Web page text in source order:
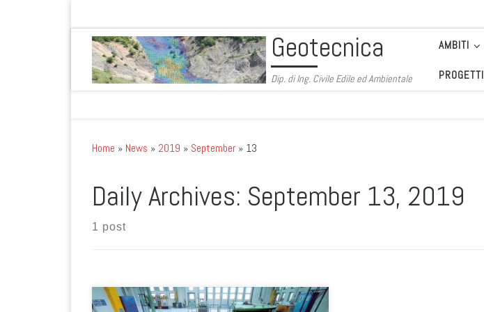
Geotecnica
Dip. di Ing. Civile Edile ed Ambientale
AMBITI
PROGETTI
Home » News » 2019 » September » 13
Daily Archives: September 13, 2019
1 post